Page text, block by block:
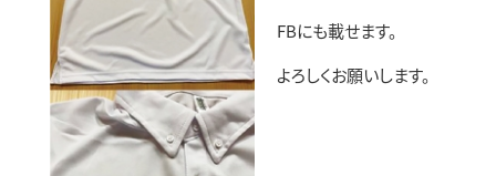
FBにも載せます。
よろしくお願いします。